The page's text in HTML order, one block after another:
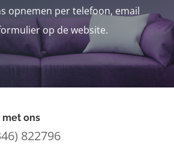
opnemen per telefoon, email
op de website.
met ons
822796